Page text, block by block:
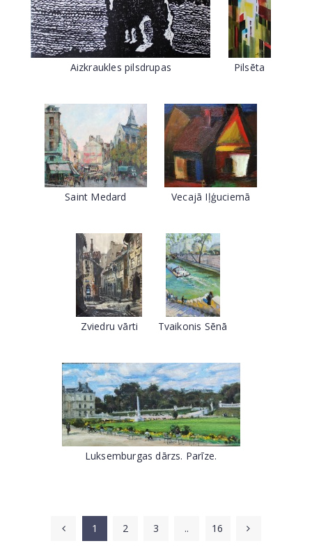
Aizkraukles pilsdrupas Pilsēta
Saint Medard Vecajā Iļģuciemā
Zviedru vārti Tvaikonis Sēnā
Luksemburgas dārzs. Parīze.
1 2 3 .. 16